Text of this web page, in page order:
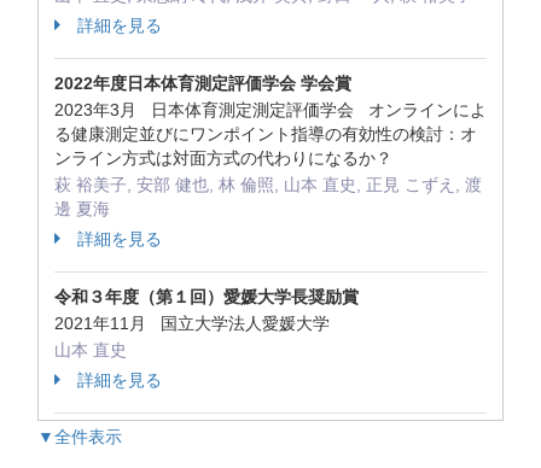
詳細を見る
2022年度日本体育測定評価学会 学会賞
2023年3月 日本体育測定測定評価学会 オンラインによ
る健康測定並びにワンポイント指導の有効性の検討：オ
ンライン方式は対面方式の代わりになるか？
萩 裕美子, 安部 健也, 林 倫照, 山本 直史, 正見 こずえ, 渡
邊 夏海
詳細を見る
令和３年度（第１回）愛媛大学長奨励賞
2021年11月 国立大学法人愛媛大学
山本 直史
詳細を見る
▼全件表示